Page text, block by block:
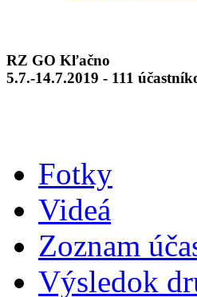
RZ GO Kľačno
5.7.-14.7.2019 - 111
Fotky
Videá
Zoznam
Výsledok